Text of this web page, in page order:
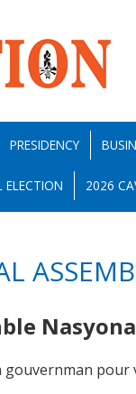
PRESIDENCY
ELECTION 2026
gouvernman